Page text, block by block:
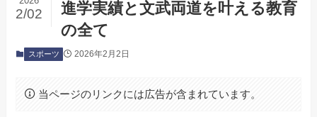
進学実績と文武両道を叶える教育
の全て
2/02
スポーツ 2026年2月2日
当ページのリンクには広告が含まれています。